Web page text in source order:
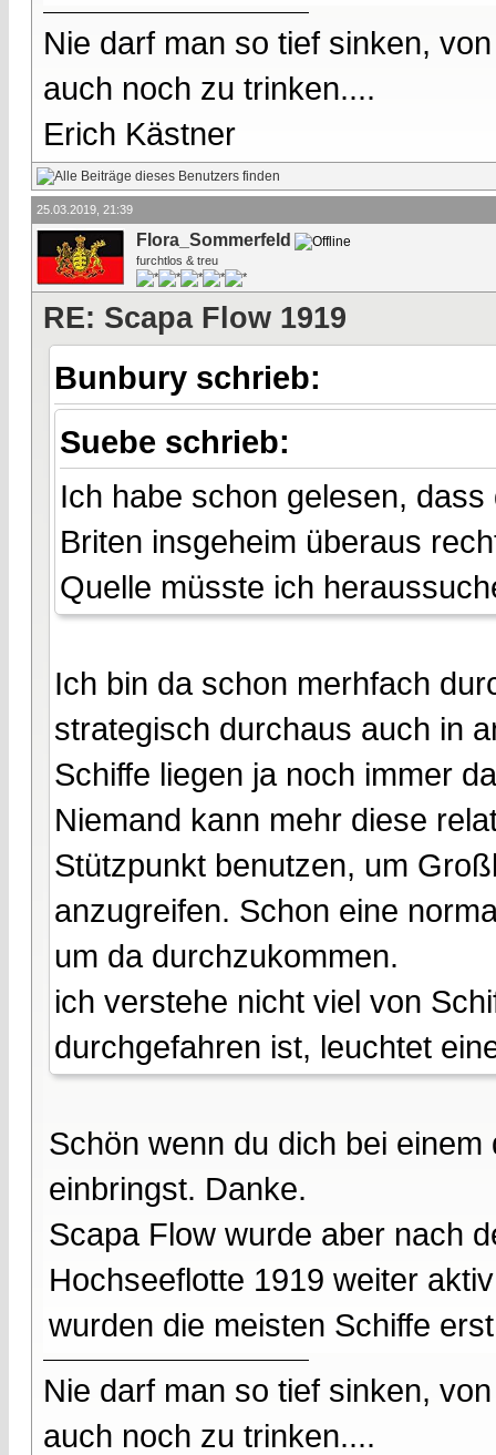
Nie darf man so tief sinken,
auch noch zu trinken....
Erich Kästner
25.03.2019, 21:39
Flora_Sommerfeld
furchtlos & treu
RE: Scapa Flow 1919
Bunbury schrieb:
Suebe schrieb:
Ich habe schon gelesen,
Briten insgeheim überaus
Quelle müsste ich
Ich bin da schon merhfach
strategisch durchaus auch in
Schiffe liegen ja noch immer
Niemand kann mehr diese
Stützpunkt benutzen, um
anzugreifen. Schon eine
um da durchzukommen.
ich verstehe nicht viel von
durchgefahren ist, leuchtet
Schön wenn du dich bei
einbringst. Danke.
Scapa Flow wurde aber nach
Hochseeflotte 1919 weiter
wurden die meisten Schiffe
Nie darf man so tief sinken,
auch noch zu trinken....